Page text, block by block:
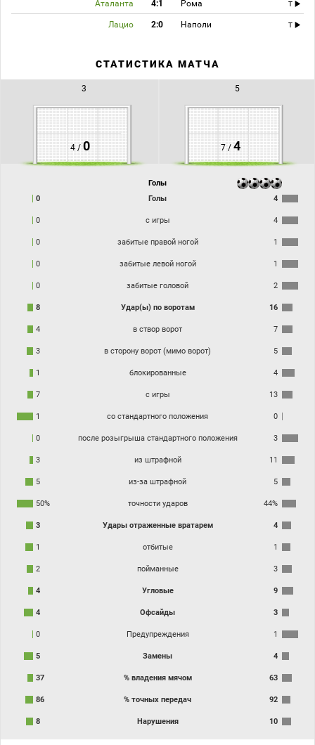
Аталанта 4:1 Рома T
Лацио 2:0 Наполи T
СТАТИСТИКА МАТЧА
3
4 /0
5
7 /4
Голы
0
Голы 4
0 с игры 4
0 забитые правой ногой 1
0 забитые левой ногой 1
0 забитые головой 2
8 Удар(ы) по воротам 16
4 в створ ворот 7
3 в сторону ворот (мимо ворот) 5
1 блокированные 4
7 с игры 13
1 со стандартного положения 0
0 после розыгрыша стандартного положения 3
3 из штрафной 11
5 из-за штрафной 5
50% точности ударов 44%
3 Удары отраженные вратарем 4
1 отбитые 1
2 пойманные 3
4 Угловые 9
4 Офсайды 3
0 Предупреждения 1
5 Замены 4
37 % владения мячом 63
86 % точных передач 92
8 Нарушения 10